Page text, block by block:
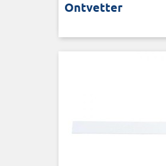
Ontvetter